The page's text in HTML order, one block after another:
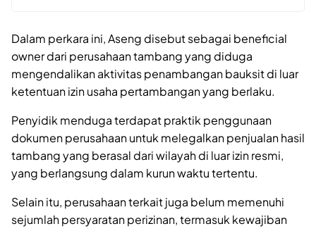
Dalam perkara ini, Aseng disebut sebagai beneficial
owner dari perusahaan tambang yang diduga
mengendalikan aktivitas penambangan bauksit di luar
ketentuan izin usaha pertambangan yang berlaku.
Penyidik menduga terdapat praktik penggunaan
dokumen perusahaan untuk melegalkan penjualan hasil
tambang yang berasal dari wilayah di luar izin resmi,
yang berlangsung dalam kurun waktu tertentu.
Selain itu, perusahaan terkait juga belum memenuhi
sejumlah persyaratan perizinan, termasuk kewajiban